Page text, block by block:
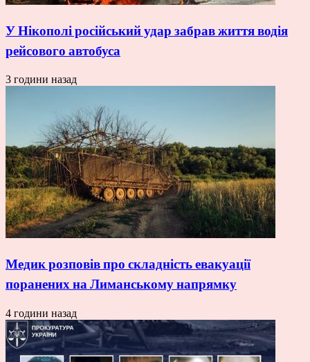
У Нікополі російський удар забрав життя водія
рейсового автобуса
3 години назад
Медик розповів про складність евакуації
поранених на Лиманському напрямку
4 години назад